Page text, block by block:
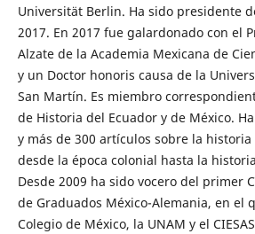
Universität Berlin. Ha sido presidente
2017. En 2017 fue galardonado con el
Alzate de la Academia Mexicana de
y un Doctor honoris causa de la
San Martín. Es miembro
de Historia del Ecuador y de México.
y más de 300 artículos sobre la
desde la época colonial hasta la
Desde 2009 ha sido vocero del primer
de Graduados México-Alemania, en el
Colegio de México, la UNAM y el